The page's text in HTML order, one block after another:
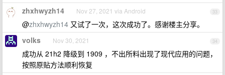
33
zhxhwyzh14 Nov 27, 2021 via Android
@zhxhwyzh14 又试了一次，这次成功了。感谢楼主分享。
34
volks Nov 30, 2021
成功从 21h2 降级到 1909 ，不出所料出现了现代应用的问题，
按照原贴方法顺利恢复